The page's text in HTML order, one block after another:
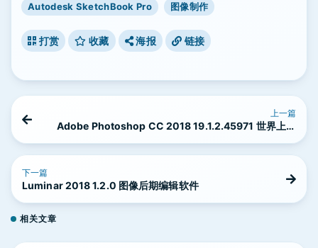
Autodesk SketchBook Pro 图像制作
打赏 收藏 海报 链接
上一篇
Adobe Photoshop CC 2018 19.1.2.45971 世界上最
下一篇
Luminar 2018 1.2.0 图像后期编辑软件
相关文章